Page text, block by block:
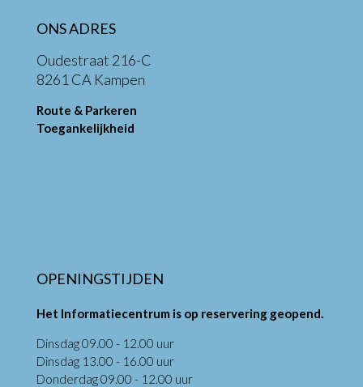
ONS ADRES
Oudestraat 216-C
8261 CA Kampen
Route & Parkeren
Toegankelijkheid
OPENINGSTIJDEN
Het Informatiecentrum is op reservering geopend.
Dinsdag 09.00 - 12.00 uur
Dinsdag 13.00 - 16.00 uur
Donderdag 09.00 - 12.00 uur